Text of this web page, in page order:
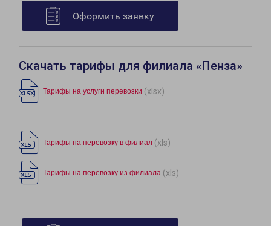
Оформить заявку
Скачать тарифы для филиала «Пенза»
Тарифы на услуги перевозки (xlsx)
Тарифы на перевозку в филиал (xls)
Тарифы на перевозку из филиала (xls)